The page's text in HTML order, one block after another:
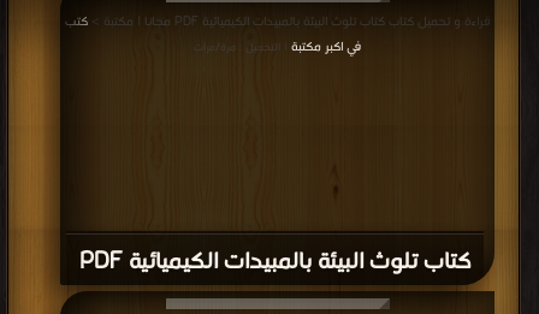
كتاب تلوث البيئة بالمبيدات الكيميائية PDF
قراءة و تحميل كتاب كتاب تلوث البيئة بالمبيدات الكيميائية PDF مجانا | مكتبة >
كتب
في اكبر مكتبة
| التحميل : مرة/مرات